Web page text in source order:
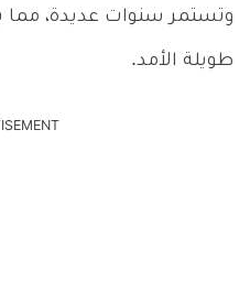
وتستمر سنوات عديدة، مما
طويلة الأمد.